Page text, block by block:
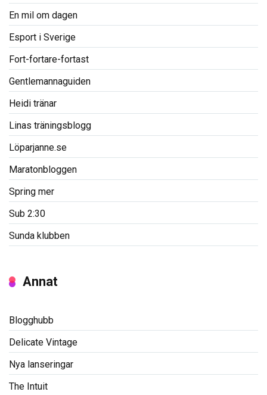
En mil om dagen
Esport i Sverige
Fort-fortare-fortast
Gentlemannaguiden
Heidi tränar
Linas träningsblogg
Löparjanne.se
Maratonbloggen
Spring mer
Sub 2:30
Sunda klubben
Annat
Blogghubb
Delicate Vintage
Nya lanseringar
The Intuit